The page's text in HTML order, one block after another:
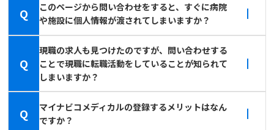
Q
このページから問い合わせをすると、すぐに病院
や施設に個人情報が渡されてしまいますか？
Q
現職の求人も見つけたのですが、問い合わせする
ことで現職に転職活動をしていることが知られて
しまいますか？
Q
マイナビコメディカルの登録するメリットはなん
ですか？